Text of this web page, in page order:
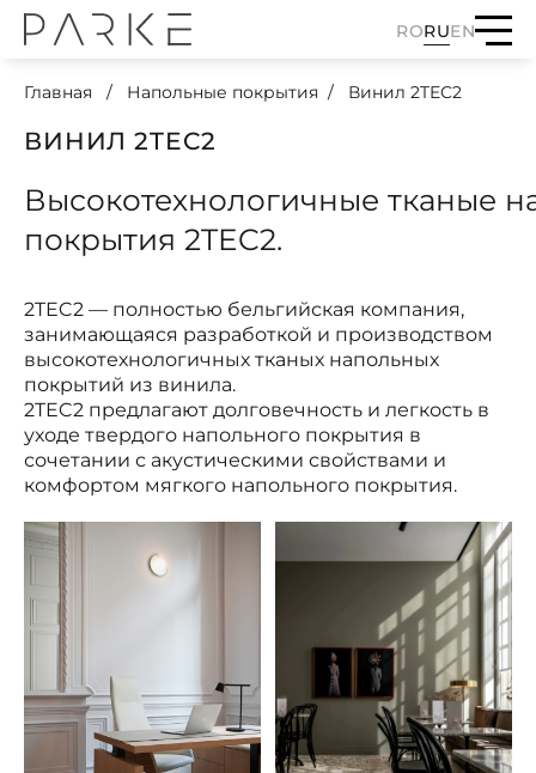
RORUEN
Главная Напольные покрытия Винил 2TEC2
ВИНИЛ 2TEC2
Высокотехнологичные тканые
покрытия 2TEC2.
2TEC2 — полностью бельгийская компания,
занимающаяся разработкой и производством
высокотехнологичных тканых напольных
покрытий из винила.
2TEC2 предлагают долговечность и легкость в
уходе твердого напольного покрытия в
сочетании с акустическими свойствами и
комфортом мягкого напольного покрытия.